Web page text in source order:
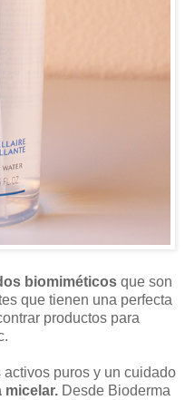
biomiméticos que son
que tienen una perfecta
productos para
puros y un cuidado
micelar. Desde Bioderma